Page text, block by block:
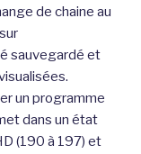
de chaine au
sauvegardé et
un programme
dans un état
(190 à 197) et